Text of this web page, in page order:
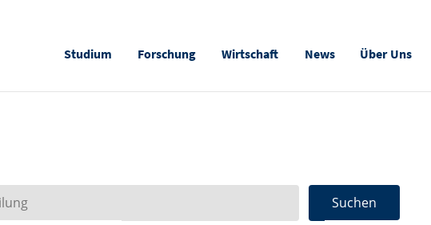
Studium Forschung Wirtschaft News Über Uns